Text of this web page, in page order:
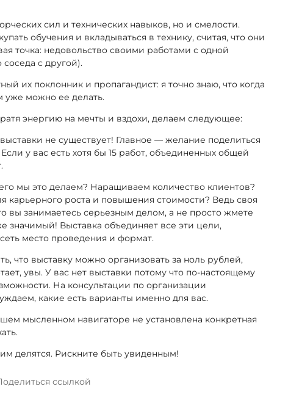
сил и технических навыков, но и смелости.
обучения и вкладываться в технику, считая, что они
точка: недовольство своими работами с одной
с другой).
их поклонник и пропагандист: я точно знаю, что когда
уже можно ее делать.
энергию на мечты и вздохи, делаем следующее:
не существует! Главное — желание поделиться
у вас есть хотя бы 15 работ, объединенных общей
мы это делаем? Наращиваем количество клиентов?
карьерного роста и повышения стоимости? Ведь своя
вы занимаетесь серьезным делом, а не просто жмете
значимый! Выставка объединяет все эти цели,
место проведения и формат.
что выставку можно организовать за ноль рублей,
увы. У вас нет выставки потому что по-настоящему
На консультации по организации
какие есть варианты именно для вас.
мысленном навигаторе не установлена конкретная
делятся. Рискните быть увиденным!
ссылкой